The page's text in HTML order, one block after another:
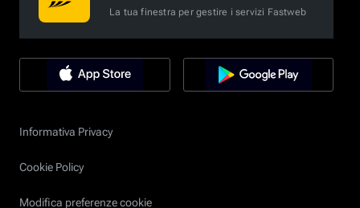
La tua finestra per gestire i servizi Fastweb
Informativa Privacy
Cookie Policy
Modifica preferenze cookie